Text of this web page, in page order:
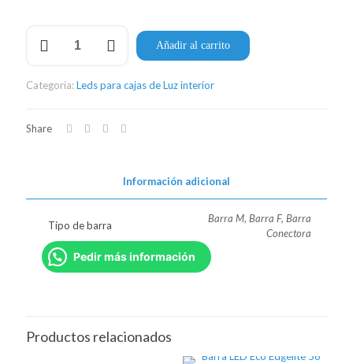
cantidad
Añadir al carrito
Categoría:Leds para cajas de Luz interior
Share
Información adicional
Tipo de barra
Barra M, Barra F, Barra
Conectora
Pedir más información
Productos relacionados